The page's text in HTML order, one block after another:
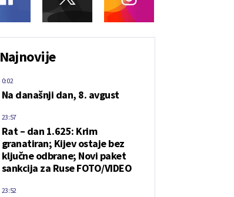
Najnovije
Na današnji dan, 8. avgust
0:02
Rat – dan 1.625: Krim
granatiran; Kijev ostaje bez
ključne odbrane; Novi paket
sankcija za Ruse FOTO/VIDEO
23:57
23:52